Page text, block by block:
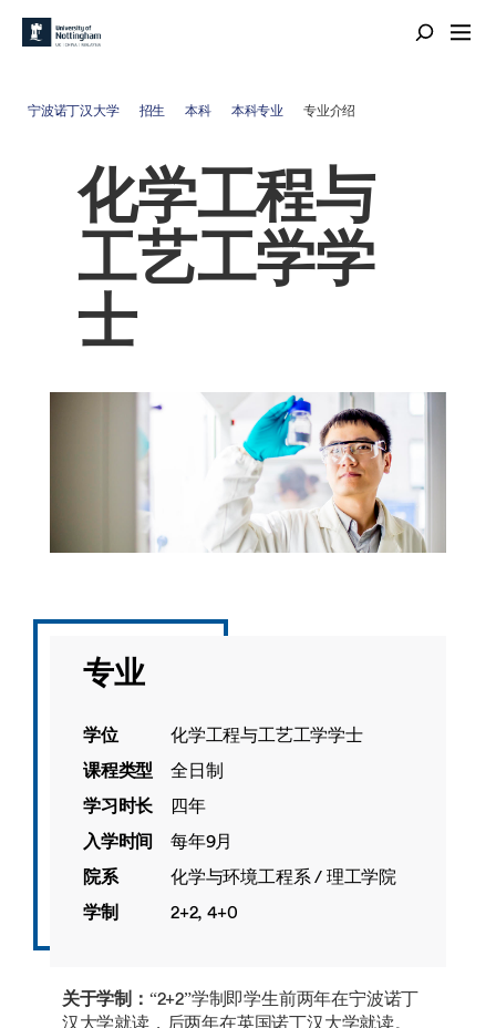
宁波诺丁汉大学 招生 本科 本科专业 专业介绍
化学工程与
工艺工学学
士
专业
学位
化学工程与工艺工学学士
课程类型
全日制
学习时长
四年
入学时间
每年9月
院系
化学与环境工程系 / 理工学院
学制
2+2, 4+0
关于学制： “2+2”学制即学生前两年在宁波诺丁
汉大学就读，后两年在英国诺丁汉大学就读。